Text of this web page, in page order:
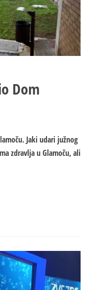
Dom
Jaki udari južnog
zdravlja u Glamoču, ali